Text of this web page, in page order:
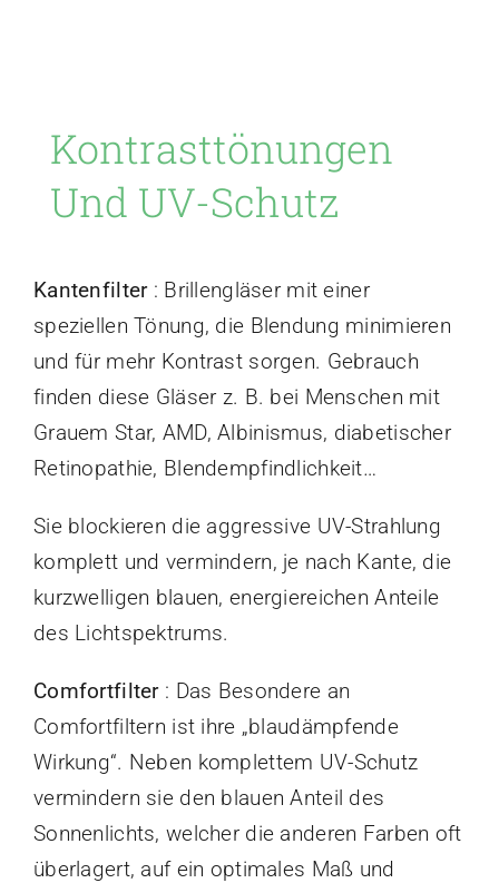
Kontakt
Kontrasttönungen
Und UV-Schutz
Kantenfilter : Brillengläser mit einer
speziellen Tönung, die Blendung minimieren
und für mehr Kontrast sorgen. Gebrauch
finden diese Gläser z. B. bei Menschen mit
Grauem Star, AMD, Albinismus, diabetischer
Retinopathie, Blendempfindlichkeit…
Sie blockieren die aggressive UV-Strahlung
komplett und vermindern, je nach Kante, die
kurzwelligen blauen, energiereichen Anteile
des Lichtspektrums.
Comfortfilter : Das Besondere an
Comfortfiltern ist ihre „blaudämpfende
Wirkung“. Neben komplettem UV-Schutz
vermindern sie den blauen Anteil des
Sonnenlichts, welcher die anderen Farben oft
überlagert, auf ein optimales Maß und